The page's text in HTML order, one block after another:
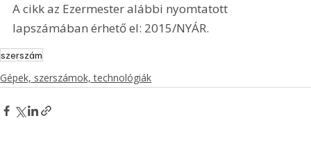
A cikk az Ezermester alábbi nyomtatott
lapszámában érhető el: 2015/NYÁR.
szerszám
Gépek, szerszámok, technológiák